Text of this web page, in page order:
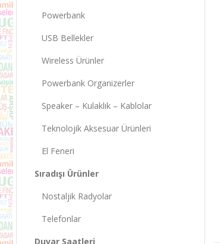
Powerbank
USB Bellekler
Wireless Ürünler
Powerbank Organizerler
Speaker – Kulaklık – Kablolar
Teknolojik Aksesuar Ürünleri
El Feneri
Sıradışı Ürünler
Nostaljik Radyolar
Telefonlar
Duvar Saatleri